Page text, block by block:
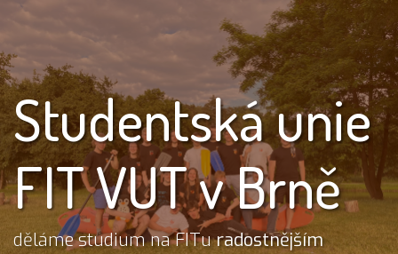
Studentská unie
FIT VUT v Brně
děláme studium na FITuradostnějším